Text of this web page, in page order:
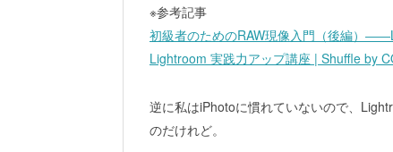
※参考記事
初級者のためのRAW現像入門（後編）
Lightroom 実践力アップ講座 | Shuffle by
逆に私はiPhotoに慣れていないので、
のだけれど。